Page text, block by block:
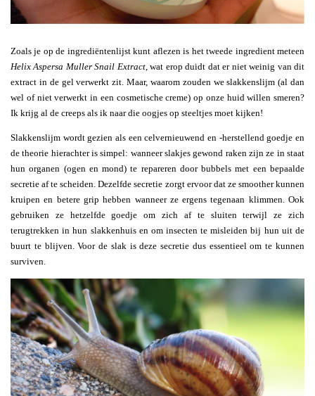
Zoals je op de ingrediëntenlijst kunt aflezen is het tweede ingredient meteen
Helix Aspersa Muller Snail Extract, wat erop duidt dat er niet weinig van dit
extract in de gel verwerkt zit. Maar, waarom zouden we slakkenslijm (al dan
wel of niet verwerkt in een cosmetische creme) op onze huid willen smeren?
Ik krijg al de creeps als ik naar die oogjes op steeltjes moet kijken!
Slakkenslijm wordt gezien als een celvernieuwend en -herstellend goedje en
de theorie hierachter is simpel: wanneer slakjes gewond raken zijn ze in staat
hun organen (ogen en mond) te repareren door bubbels met een bepaalde
secretie af te scheiden. Dezelfde secretie zorgt ervoor dat ze smoother kunnen
kruipen en betere grip hebben wanneer ze ergens tegenaan klimmen. Ook
gebruiken ze hetzelfde goedje om zich af te sluiten terwijl ze zich
terugtrekken in hun slakkenhuis en om insecten te misleiden bij hun uit de
buurt te blijven. Voor de slak is deze secretie dus essentieel om te kunnen
surviven.